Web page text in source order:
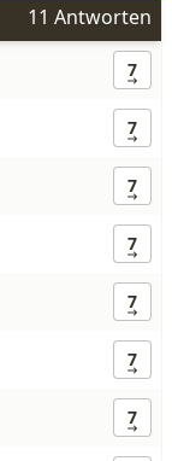
11 Antworten
7
7
7
7
7
7
7